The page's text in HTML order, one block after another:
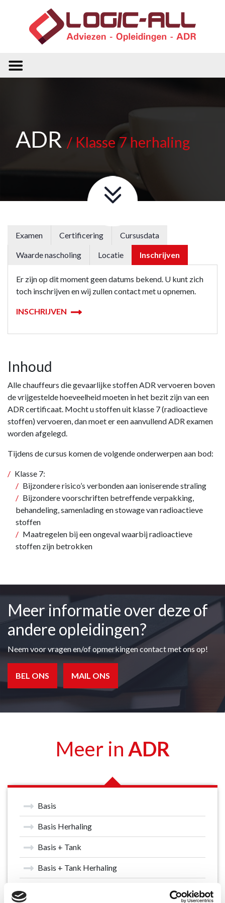
ADR / Klasse 7 herhaling
Examen Certificering Cursusdata
Waarde nascholing Locatie Inschrijven
Er zijn op dit moment geen datums bekend. U kunt zich
toch inschrijven en wij zullen contact met u opnemen.
INSCHRIJVEN
Inhoud
Alle chauffeurs die gevaarlijke stoffen ADR vervoeren boven
de vrijgestelde hoeveelheid moeten in het bezit zijn van een
ADR certificaat. Mocht u stoffen uit klasse 7 (radioactieve
stoffen) vervoeren, dan moet er een aanvullend ADR examen
worden afgelegd.
Tijdens de cursus komen de volgende onderwerpen aan bod:
Klasse 7:
Bijzondere risico’s verbonden aan ioniserende straling
Bijzondere voorschriften betreffende verpakking,
behandeling, samenlading en stowage van radioactieve
stoffen
Maatregelen bij een ongeval waarbij radioactieve
stoffen zijn betrokken
Meer informatie over deze of
andere opleidingen?
Neem voor vragen en/of opmerkingen contact met ons op!
BEL ONS MAIL ONS
Meer in ADR
Basis
Basis Herhaling
Basis + Tank
Basis + Tank Herhaling